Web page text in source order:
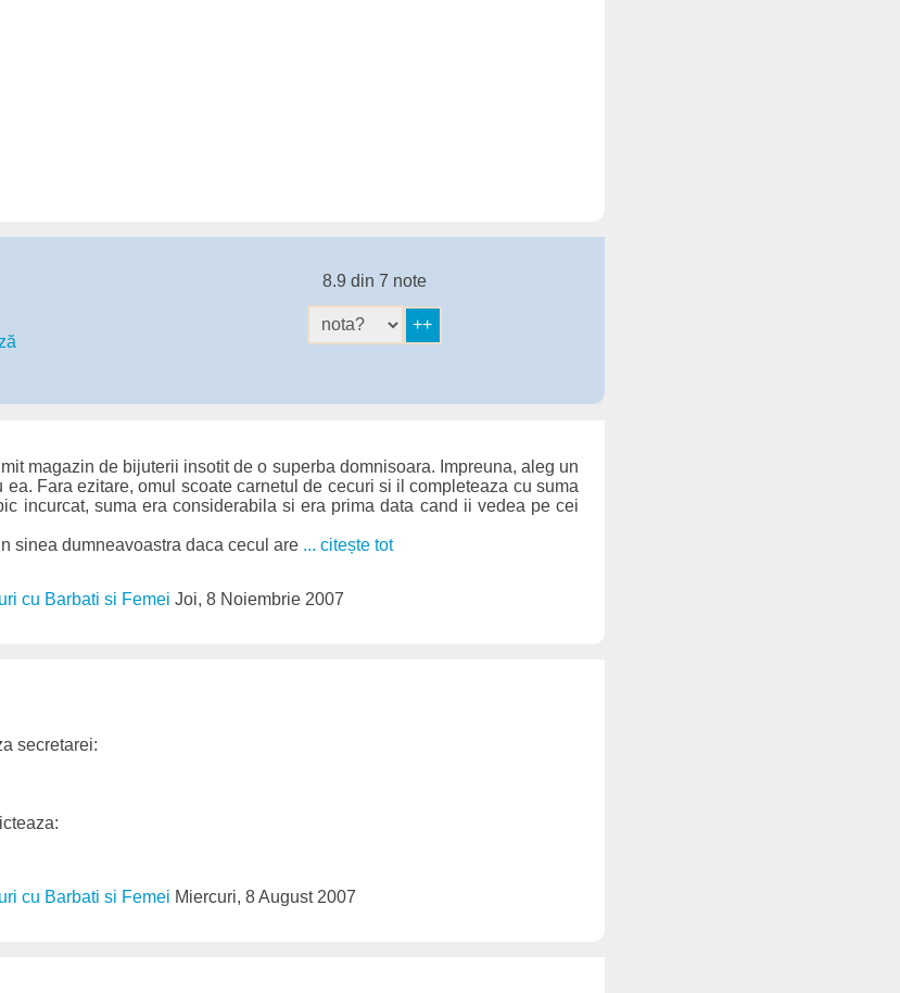
8.9 din 7 note
magazin de bijuterii insotit de o superba domnisoara. Impreuna, aleg un
Fara ezitare, omul scoate carnetul de cecuri si il completeaza cu suma
incurcat, suma era considerabila si era prima data cand ii vedea pe cei
sinea dumneavoastra daca cecul are ... citește tot
cu Barbati si FemeiJoi, 8 Noiembrie 2007
secretarei:
cu Barbati si Femei Miercuri, 8 August 2007